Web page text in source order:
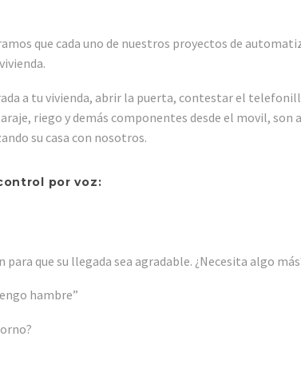
que cada uno de nuestros proyectos de
a tu vivienda, abrir la puerta, contestar el
riego y demás componentes desde el movil, son
su casa con nosotros.
por voz:
que su llegada sea agradable. ¿Necesita algo
hambre”